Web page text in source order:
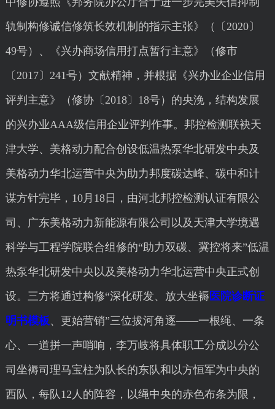
轨制构修诚信修筑长效机制的指示主张》（〔2020〕
49号）、《兴办商场信用打点暂行主意》（修市
〔2017〕241号）文献精神，并根据《兴办业企业信用
评判主意》（修协〔2018〕18号）的央浼，结构发展
的兴办业AAA级信用企业评判作事。邦控检测联袂天
津大学、美格动力配合创设低温热泵华北研发中央及
美格动力华北运营中央为助力邦度碳达峰、碳中和计
谋方针完毕，10月18日，由河北邦控检测认证有限公
司、广东美格动力新能源有限公司以及天津大学境遇
科学与工程学院联合组修的“助力双碳、冀控将来”低温
热泵华北研发中央以及美格动力华北运营中央正式创
设。三方将通过构修“深化研发、放大坐褥 医院诊断证
明书模板、更始营销”三位拔河角逐——一根绳、一条
心、一道拼一声哨响，李万岐将具体职工分成以分公
司坐褥司理马宝柱为队长的东队和以方恒军为中央的
西队，每队12人的阵容，以绳中央的赤色布条为限，